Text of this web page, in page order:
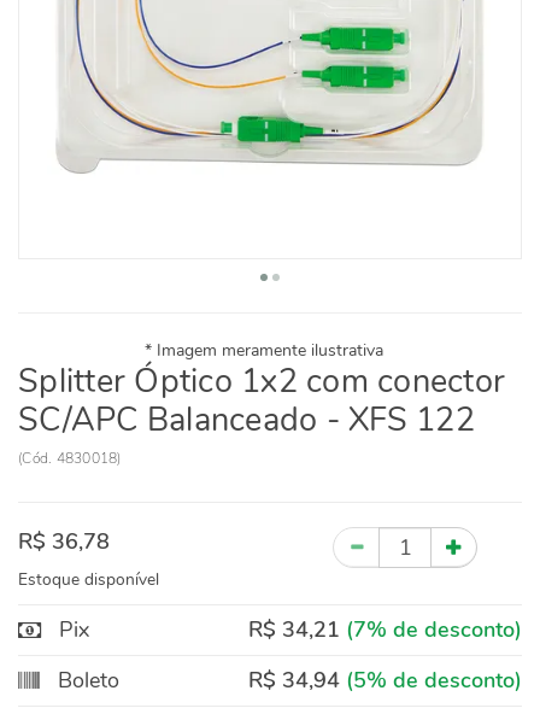
Splitter Óptico 1x2 com conector
SC/APC Balanceado - XFS 122
(Cód. 4830018)
R$ 36,78
Estoque disponível
Quantidade
Pix R$ 34,21 (7% de desconto)
Boleto
R$ 34,94 (5% de desconto)